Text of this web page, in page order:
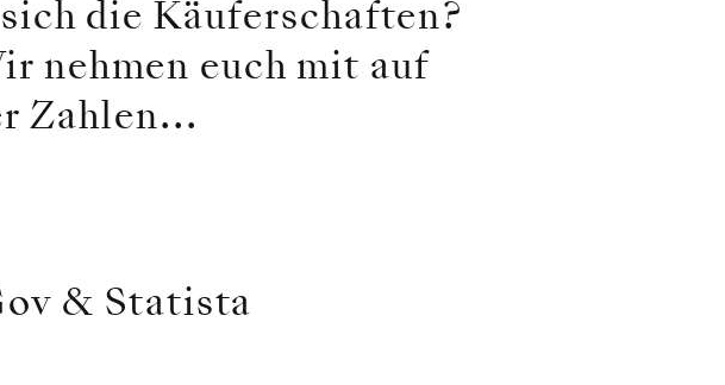
die Käuferschaften?
nehmen euch mit auf
Zahlen...
& Statista